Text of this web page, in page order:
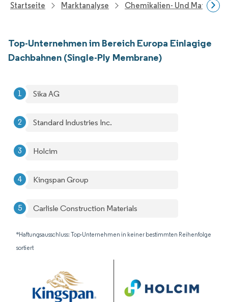
Startseite Marktanalyse Chemikalien- Und
Top-Unternehmen im Bereich Europa Einlagige
Dachbahnen (Single-Ply Membrane)
Sika AG
Standard Industries Inc.
Holcim
Kingspan Group
Carlisle Construction Materials
*Haftungsausschluss: Top-Unternehmen in keiner bestimmten Reihenfolge
sortiert